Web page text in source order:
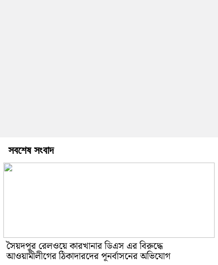
সবশেষ সংবাদ
সৈয়দপুর রেলওয়ে কারখানার ডিএস এর বিরুদ্ধে
আওয়ামীলীগের ঠিকাদারদের পূনর্বাসনের অভিযোগ